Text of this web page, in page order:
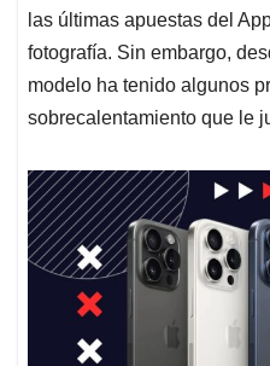
las últimas apuestas del
fotografía. Sin embargo,
modelo ha tenido algunos
sobrecalentamiento que le